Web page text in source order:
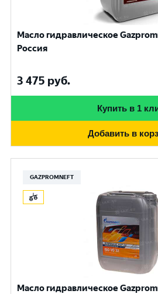
Масло гидравлическое
Россия
3 475 руб.
Купить в 1
Добавить в
GAZPROMNEFT
Масло гидравлическое